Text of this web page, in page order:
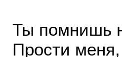
Ты помнишь
Прости